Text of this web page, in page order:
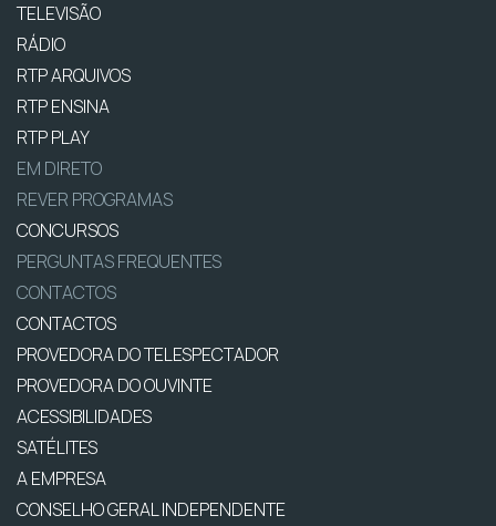
TELEVISÃO
RÁDIO
RTP ARQUIVOS
RTP ENSINA
RTP PLAY
EM DIRETO
REVER PROGRAMAS
CONCURSOS
PERGUNTAS FREQUENTES
CONTACTOS
CONTACTOS
PROVEDORA DO TELESPECTADOR
PROVEDORA DO OUVINTE
ACESSIBILIDADES
SATÉLITES
A EMPRESA
CONSELHO GERAL INDEPENDENTE